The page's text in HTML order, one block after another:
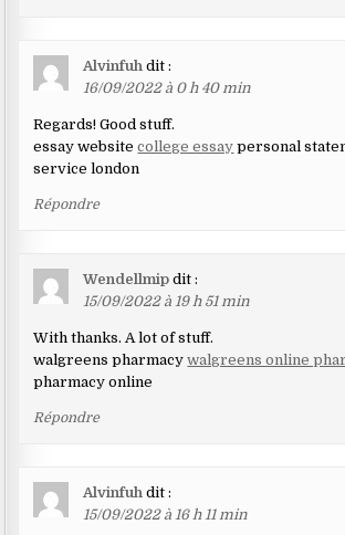
Alvinfuh dit :
16/09/2022 à 0 h 40 min
Regards! Good stuff.
essay websitecollege essay personal
service london
Répondre
Wendellmip dit :
15/09/2022 à 19 h 51 min
With thanks. A lot of stuff.
walgreens pharmacywalgreens online
pharmacy online
Répondre
Alvinfuh dit :
15/09/2022 à 16 h 11 min